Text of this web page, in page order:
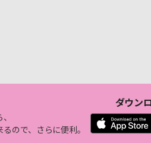
ので、さらに便利。
ダウン